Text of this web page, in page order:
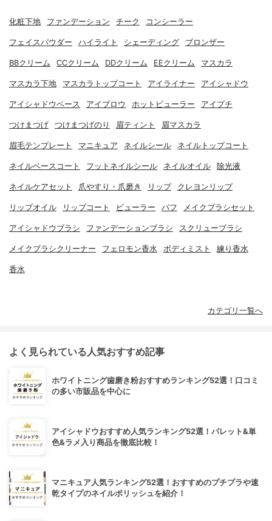
化粧下地 ファンデーション チーク コンシーラー
フェイスパウダー ハイライト シェーディング ブロンザー
BBクリーム CCクリーム DDクリーム EEクリーム マスカラ
マスカラ下地 マスカラトップコート アイライナー アイシャドウ
アイシャドウベース アイブロウ ホットビューラー アイプチ
つけまつげ つけまつげのり 眉ティント 眉マスカラ
眉毛テンプレート マニキュア ネイルシール ネイルトップコート
ネイルベースコート フットネイルシール ネイルオイル 除光液
ネイルケアセット 爪やすり・爪磨き リップ クレヨンリップ
リップオイル リップコート ビューラー パフ メイクブラシセット
アイシャドウブラシ ファンデーションブラシ スクリューブラシ
メイクブラシクリーナー フェロモン香水 ボディミスト 練り香水
香水
カテゴリ一覧へ
よく見られている人気おすすめ記事
ホワイトニング歯磨き粉おすすめランキング52選！口コミ
の多い市販品を中心に
アイシャドウおすすめ人気ランキング52選！パレット&単
色&ラメ入り商品を徹底比較！
マニキュア人気ランキング52選！おすすめのプチプラや速
乾タイプのネイルポリッシュを紹介！